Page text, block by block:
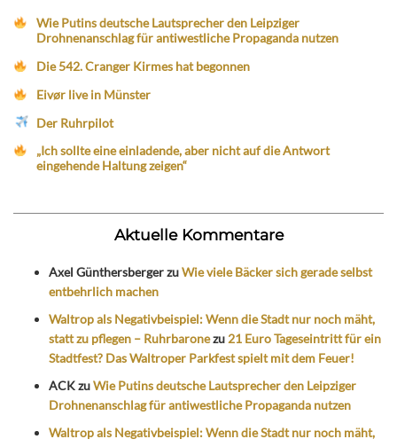
Wie Putins deutsche Lautsprecher den Leipziger
Drohnenanschlag für antiwestliche Propaganda nutzen
Die 542. Cranger Kirmes hat begonnen
Eivør live in Münster
Der Ruhrpilot
„Ich sollte eine einladende, aber nicht auf die Antwort
eingehende Haltung zeigen“
Aktuelle Kommentare
Axel GünthersbergerzuWie viele Bäcker sich gerade selbst
entbehrlich machen
Waltrop als Negativbeispiel: Wenn die Stadt nur noch mäht,
statt zu pflegen – Ruhrbaronezu 21 Euro Tageseintritt für ein
Stadtfest? Das Waltroper Parkfest spielt mit dem Feuer!
ACKzuWie Putins deutsche Lautsprecher den Leipziger
Drohnenanschlag für antiwestliche Propaganda nutzen
Waltrop als Negativbeispiel: Wenn die Stadt nur noch mäht,